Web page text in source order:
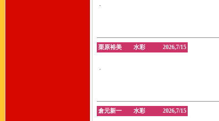
.
栗原裕美 水彩 2026,7/15
.
倉元新一 水彩 2026,7/15